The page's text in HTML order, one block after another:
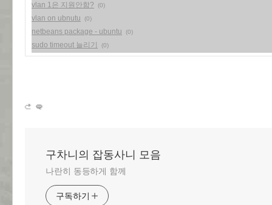
vlan 1은 지원안함? (0)
vlan on ubnutu (0)
netbeans package - ubuntu (0)
sudo timeout 늘리기 (0)
구차니의 잡동사니 모음
나란히 동등하게 함께
구독하기